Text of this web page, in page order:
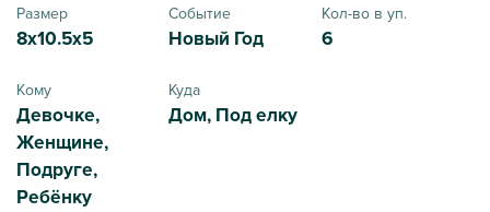
Размер
8x10.5x5
Событие
Новый Год
Кол-во в уп.
6
Кому
Девочке,
Женщине,
Подруге,
Ребёнку
Куда
Дом, Под елку